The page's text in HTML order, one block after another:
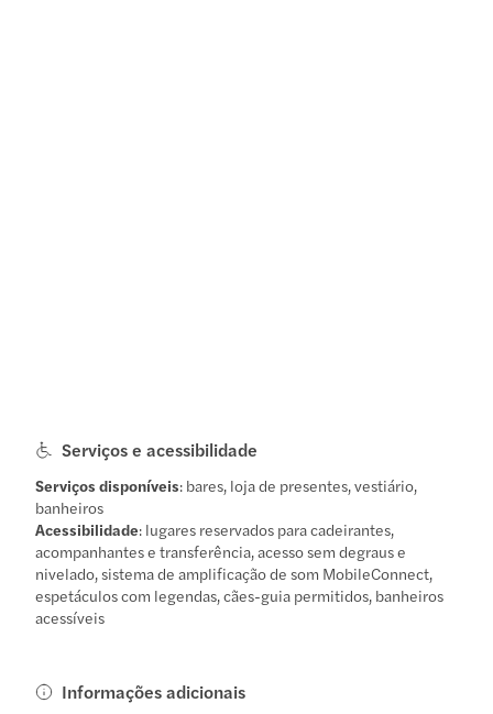
Serviços e acessibilidade
Serviços disponíveis: bares, loja de presentes, vestiário,
banheiros
Acessibilidade: lugares reservados para cadeirantes,
acompanhantes e transferência, acesso sem degraus e
nivelado, sistema de amplificação de som MobileConnect,
espetáculos com legendas, cães-guia permitidos, banheiros
acessíveis
Informações adicionais